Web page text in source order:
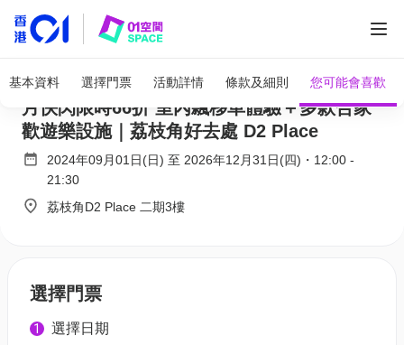
基本資料 選擇門票 活動詳情 條款及細則 您可能會喜歡
PowerPlay Arena 荔枝角室內競技遊樂場｜6
月快閃限時66折 室內飄移車體驗＋多款合家
歡遊樂設施｜荔枝角好去處 D2 Place
2024年09月01日(日) 至 2026年12月31日(四) ・ 12:00 -
21:30
荔枝角D2 Place 二期3樓
選擇門票
1 選擇日期